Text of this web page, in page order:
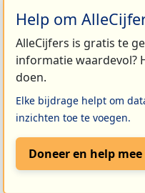
Help om
AlleCijfers is gratis te
informatie waardevol?
doen.
Elke bijdrage helpt om
inzichten toe te voegen.
Doneer en help mee